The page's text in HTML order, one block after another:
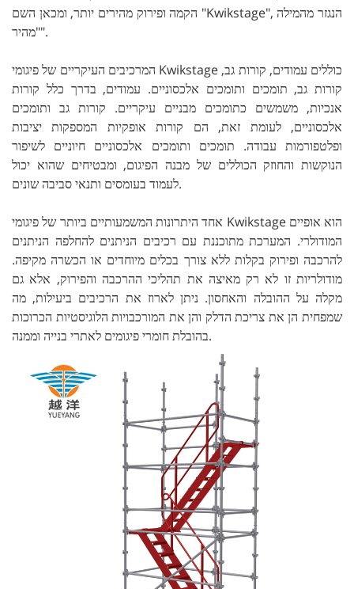
הקמה ופירוק מהירים יותר, ומכאן השם "Kwikstage", הנגזר מהמילה
"מהיר".
המרכיבים העיקריים של פיגומי Kwikstage כוללים עמודים, קורות גב,
קורות גב, תומכים ותומכים אלכסוניים. עמודים, בדרך כלל קורות
אנכיות, משמשים כתומכים מבניים עיקריים. קורות גב ותומכים
אלכסוניים, לעומת זאת, הם קורות אופקיות המספקות יציבות
ופלטפורמות עבודה. תומכים ותומכים אלכסוניים חיוניים לשיפור
הנוקשות והחוזק הכוללים של מבנה הפיגום, ומבטיחים שהוא יכול
לעמוד בעומסים ותנאי סביבה שונים.
אחד היתרונות המשמעותיים ביותר של פיגומי Kwikstage הוא אופיים
המודולרי. המערכת מתוכננת עם רכיבים הניתנים להחלפה הניתנים
להרכבה ופירוק בקלות ללא צורך בכלים מיוחדים או הכשרה מקיפה.
מודולריות זו לא רק מאיצה את תהליכי ההרכבה והפירוק, אלא גם
מקלה על ההובלה והאחסון. ניתן לארוז את הרכיבים ביעילות, מה
שמפחית הן את צריכת הדלק והן את המורכבויות הלוגיסטיות הכרוכות
בהובלת חומרי פיגומים לאתרי בנייה וממנה.